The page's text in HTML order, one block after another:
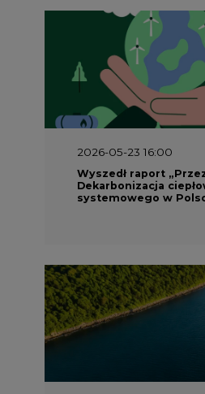
2026-05-23 16:00
Wyszedł raport
Dekarbonizacja
systemowego w